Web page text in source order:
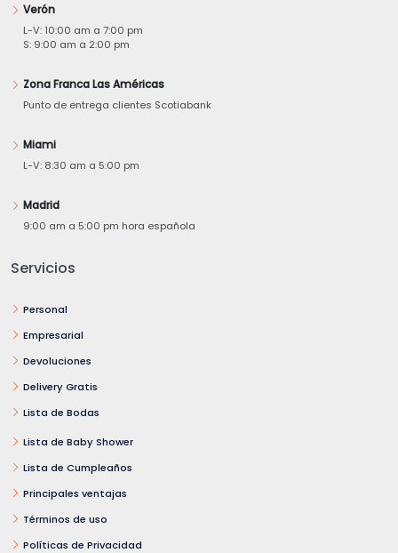
Verón
L-V: 10:00 am a 7:00 pm
S: 9:00 am a 2:00 pm
Zona Franca Las Américas
Punto de entrega clientes Scotiabank
Miami
L-V: 8:30 am a 5:00 pm
Madrid
9:00 am a 5:00 pm hora española
Servicios
Personal
Empresarial
Devoluciones
Delivery Gratis
Lista de Bodas
Lista de Baby Shower
Lista de Cumpleaños
Principales ventajas
Términos de uso
Políticas de Privacidad